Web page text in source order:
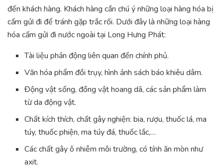
đến khách hàng. Khách hàng cần chú ý những loại hàng hóa bị
cấm gửi đi để tránh gặp trắc rối. Dưới đây là những loại hàng
hóa cấm gửi đi nước ngoài tại Long Hưng Phát:
Tài liệu phản động liên quan đến chính phủ.
Văn hóa phẩm đồi trụy, hình ảnh sách báo khiêu dâm.
Động vật sống, đồng vật hoang dã, các sản phẩm làm
từ da động vật.
Chất kích thích, chất gây nghiện: bia, rượu, thuốc lá, ma
túy, thuốc phiện, ma túy đá, thuốc lắc,…
Các chất gây ô nhiễm môi trường, có tính ăn mòn như
axit.